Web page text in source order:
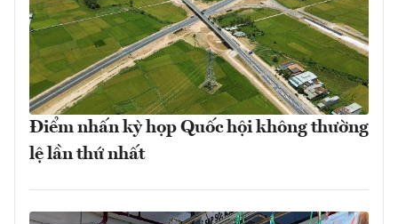
Điểm nhấn kỳ họp Quốc hội không thường
lệ lần thứ nhất